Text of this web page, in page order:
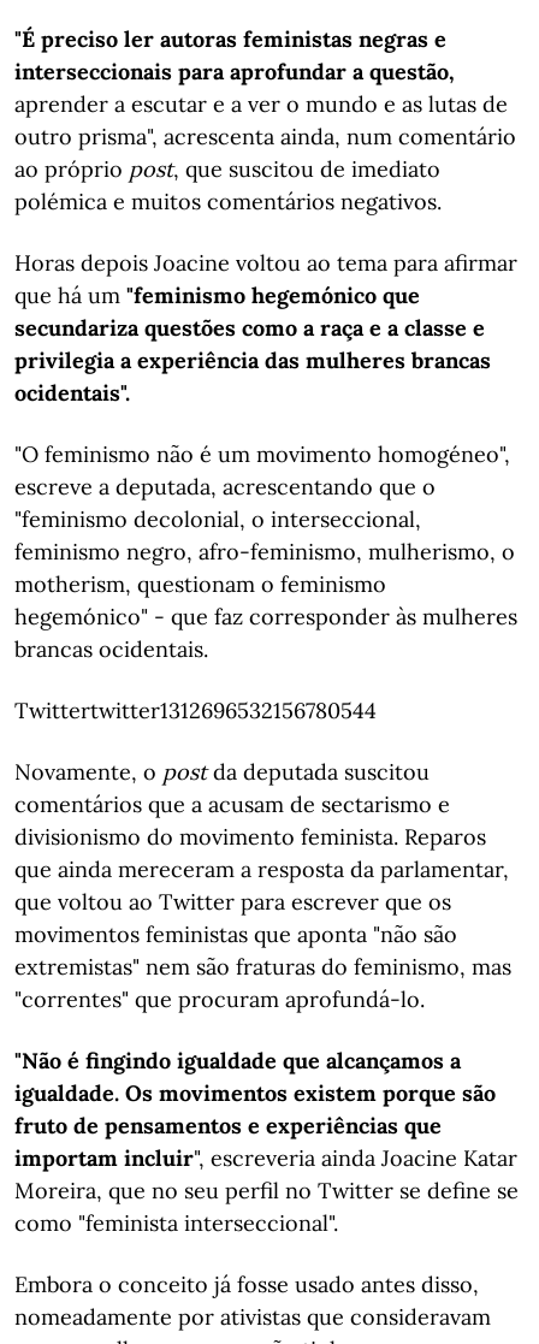
"É preciso ler autoras feministas negras e
interseccionais para aprofundar a questão,
aprender a escutar e a ver o mundo e as lutas de
outro prisma", acrescenta ainda, num comentário
ao próprio post, que suscitou de imediato
polémica e muitos comentários negativos.
Horas depois Joacine voltou ao tema para afirmar
que há um "feminismo hegemónico que
secundariza questões como a raça e a classe e
privilegia a experiência das mulheres brancas
ocidentais".
"O feminismo não é um movimento homogéneo",
escreve a deputada, acrescentando que o
"feminismo decolonial, o interseccional,
feminismo negro, afro-feminismo, mulherismo, o
motherism, questionam o feminismo
hegemónico" - que faz corresponder às mulheres
brancas ocidentais.
Twittertwitter1312696532156780544
Novamente, o postda deputada suscitou
comentários que a acusam de sectarismo e
divisionismo do movimento feminista. Reparos
que ainda mereceram a resposta da parlamentar,
que voltou ao Twitter para escrever que os
movimentos feministas que aponta "não são
extremistas" nem são fraturas do feminismo, mas
"correntes" que procuram aprofundá-lo.
"Não é fingindo igualdade que alcançamos a
igualdade. Os movimentos existem porque são
fruto de pensamentos e experiências que
importam incluir", escreveria ainda Joacine Katar
Moreira, que no seu perfil no Twitter se define se
como "feminista interseccional".
Embora o conceito já fosse usado antes disso,
nomeadamente por ativistas que consideravam